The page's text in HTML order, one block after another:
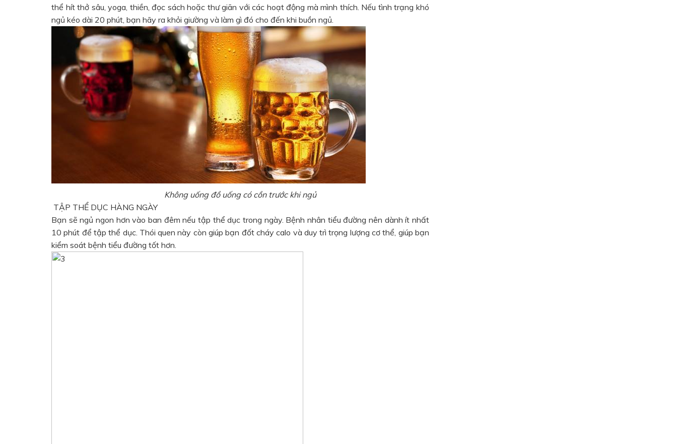
thể hít thở sâu, yoga, thiền, đọc sách hoặc thư giãn với các hoạt động mà mình thích. Nếu tình trạng khó
ngủ kéo dài 20 phút, bạn hãy ra khỏi giường và làm gì đó cho đến khi buồn ngủ.
Không uống đồ uống có cồn trước khi ngủ
TẬP THỂ DỤC HÀNG NGÀY
Bạn sẽ ngủ ngon hơn vào ban đêm nếu tập thể dục trong ngày. Bệnh nhân tiểu đường nên dành ít nhất
10 phút để tập thể dục. Thói quen này còn giúp bạn đốt cháy calo và duy trì trọng lượng cơ thể, giúp bạn
kiểm soát bệnh tiểu đường tốt hơn.